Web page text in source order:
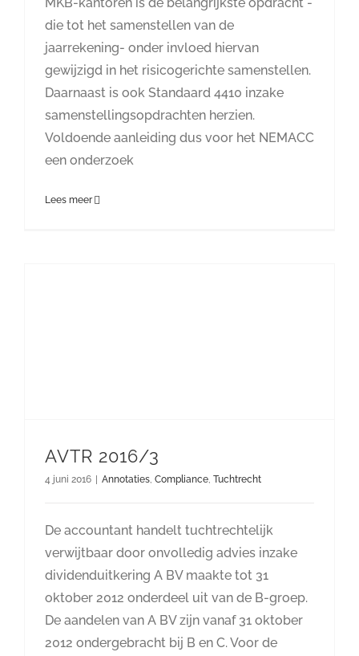
die tot het samenstellen van de
jaarrekening- onder invloed hiervan
gewijzigd in het risicogerichte samenstellen.
Daarnaast is ook Standaard 4410 inzake
samenstellingsopdrachten herzien.
Voldoende aanleiding dus voor het NEMACC
een onderzoek
Lees meer
AVTR 2016/3
4 juni 2016 | Annotaties, Compliance, Tuchtrecht
De accountant handelt tuchtrechtelijk
verwijtbaar door onvolledig advies inzake
dividenduitkering A BV maakte tot 31
oktober 2012 onderdeel uit van de B-groep.
De aandelen van A BV zijn vanaf 31 oktober
2012 ondergebracht bij B en C. Voor de